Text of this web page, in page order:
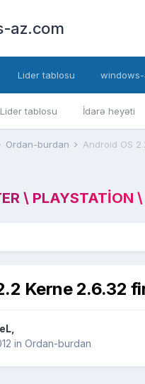
az.com
Lider tablosu İdarə heyəti
Lider tablosu
Ordan-burdan Android OS
\
Kerne 2.6.32
in Ordan-burdan